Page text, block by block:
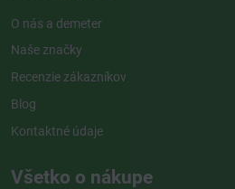
O nás a demeter
Naše značky
Recenzie zákazníkov
Blog
Kontaktné údaje
Všetko o nákupe